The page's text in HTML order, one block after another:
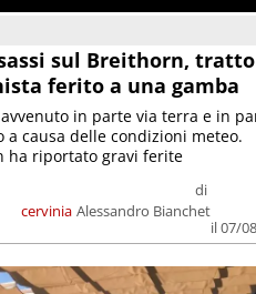
sul Breithorn,
ferito a una gamba
cervinia
di
Alessandro Bianchet
il 07/
in parte via terra e in
a causa delle condizioni meteo.
ha riportato gravi ferite